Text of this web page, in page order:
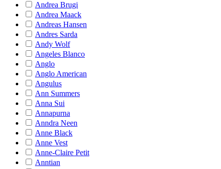
Andrea Brugi
Andrea Maack
Andreas Hansen
Andres Sarda
Andy Wolf
Angeles Blanco
Anglo
Anglo American
Angulus
Ann Summers
Anna Sui
Annapurna
Anndra Neen
Anne Black
Anne Vest
Anne-Claire Petit
Anntian